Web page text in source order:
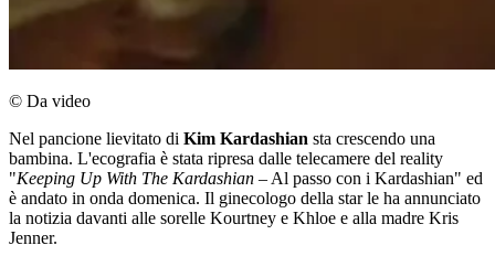
© Da video
Nel pancione lievitato di Kim Kardashian sta crescendo una
bambina. L'ecografia è stata ripresa dalle telecamere del reality
"Keeping Up With The Kardashian – Al passo con i Kardashian" ed
è andato in onda domenica. Il ginecologo della star le ha annunciato
la notizia davanti alle sorelle Kourtney e Khloe e alla madre Kris
Jenner.